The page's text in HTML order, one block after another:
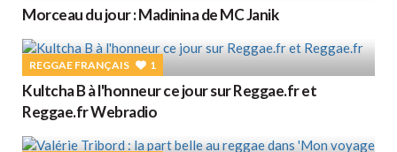
Morceau du jour : Madinina de MC Janik
REGGAE FRANÇAIS 1
Kultcha B à l'honneur ce jour sur Reggae.fr et
Reggae.fr Webradio